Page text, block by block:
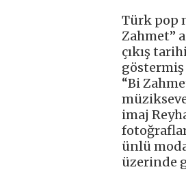
Türk pop
Zahmet”
çıkış
göstermiş
“Bi
imaj
ünlü
üzerinde